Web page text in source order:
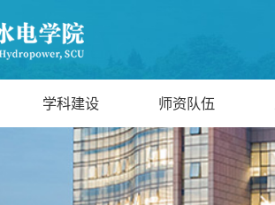
学科建设 师资队伍